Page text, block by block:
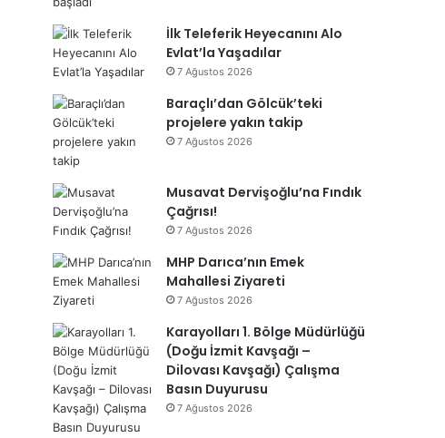
İlk Teleferik Heyecanını Alo
Evlat’la Yaşadılar
7 Ağustos 2026
Baraçlı’dan Gölcük’teki
projelere yakın takip
7 Ağustos 2026
Musavat Dervişoğlu’na Fındık
Çağrısı!
7 Ağustos 2026
MHP Darıca’nın Emek
Mahallesi Ziyareti
7 Ağustos 2026
Karayolları 1. Bölge Müdürlüğü
(Doğu İzmit Kavşağı –
Dilovası Kavşağı) Çalışma
Basın Duyurusu
7 Ağustos 2026